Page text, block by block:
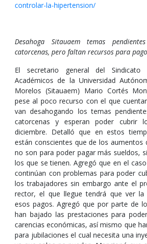
controlar-la-hipertension/
Desahoga Sitauaem temas
catorcenas, pero faltan recursos para
El secretario general del Sindicato
Académicos de la Universidad
Morelos (Sitauaem) Mario Cortés
pese al poco recurso con el que
van desahogando los temas
catorcenas y esperan poder cubrir
diciembre. Detalló que en estos
están conscientes que de los aumentos
no son para poder pagar más sueldos,
los que se tienen. Agregó que en el
continúan con problemas para poder
los trabajadores sin embargo ante el
rector, el que llegue tendrá que ver la
esos pagos. Agregó que por parte de
han bajado las prestaciones para
carencias económicas, así mismo que
para jubilaciones el cual necesita una